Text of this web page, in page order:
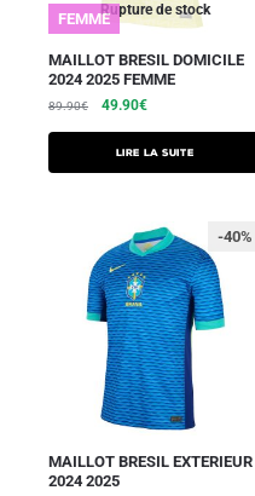
Rupture de stock
FEMME
MAILLOT BRESIL DOMICILE
2024 2025 FEMME
89.90€ 49.90€
Lire la suite
-40%
MAILLOT BRESIL EXTERIEUR
2024 2025